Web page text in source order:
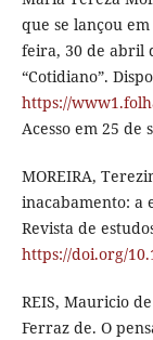
que se lançou
feira, 30 de abril
“Cotidiano”.
https://
Acesso em 25 de
MOREIRA,
inacabamento: a
Revista de
https://doi.org/
REIS, Mauricio
Ferraz de. O